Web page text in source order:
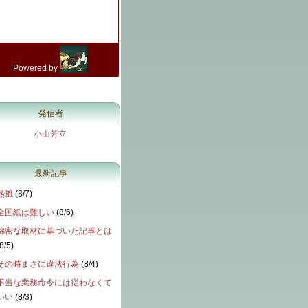
発信者
小山芳立
最新記事
風 (8/7)
国紙は難しい (8/6)
密な取材に基づいた記事とは
8/5)
の時まさに違法行為 (8/4)
当な業務命令には従わなくて
い (8/3)